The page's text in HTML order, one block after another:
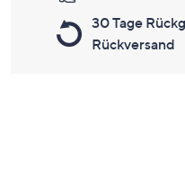
30 Tage
Rückversand